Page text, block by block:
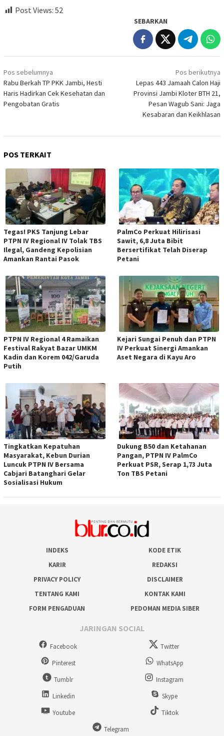
Post Views: 52
SEBARKAN
Navigasi
pos
Pos sebelumnya
Rabu Berkah TP PKK Jambi, Hesti
Haris Hadirkan Cek Kesehatan dan
Pengobatan Gratis
Pos berikutnya
Lepas 443 Jamaah Calon Haji
Provinsi Jambi Kloter BTH 21,
Pesan Wagub Sani: Jaga
Kesabaran dan Keikhlasan
POS TERKAIT
Tegas! PKS Tanjung Lebar
PTPN IV Regional IV Tolak TBS
Ilegal, Gandeng Kepolisian
Amankan Rantai Pasok
PalmCo Perkuat Hilirisasi
Sawit, 6,8 Juta Bibit
Bersertifikat Telah Diserap
Petani
PTPN IV Regional 4 Ramaikan
Festival Rakyat Bazar UMKM
Kadin dan Korem 042/Garuda
Putih
Kejari Sungai Penuh dan PTPN
IV Perkuat Sinergi Amankan
Aset Negara di Kayu Aro
Tingkatkan Kepatuhan
Masyarakat, Kebun Durian
Luncuk PTPN IV Bersama
Cabjari Batanghari Gelar
Sosialisasi Hukum
Dukung B50 dan Ketahanan
Pangan, PTPN IV PalmCo
Perkuat PSR, Serap 1,73 Juta
Ton TBS Petani
INDEKS
KODE ETIK
KARIR
REDAKSI
PRIVACY POLICY
DISCLAIMER
TENTANG KAMI
KONTAK KAMI
FORM PENGADUAN
PEDOMAN MEDIA SIBER
JARINGAN SOCIAL
Facebook
Twitter
Pinterest
WhatsApp
Tumblr
Instagram
Linkedin
Skype
Youtube
Tiktok
Telegram